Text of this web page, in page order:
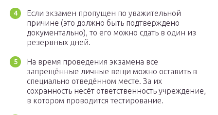
Если экзамен пропущен по уважительной
причине (это должно быть подтверждено
документально), то его можно сдать в один из
резервных дней.
На время проведения экзамена все
запрещённые личные вещи можно оставить в
специально отведённом месте. За их
сохранность несёт ответственность учреждение,
в котором проводится тестирование.